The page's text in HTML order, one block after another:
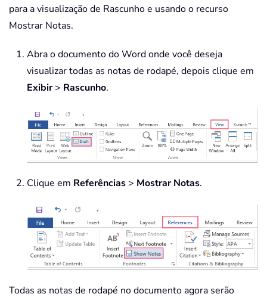
para a visualização de Rascunho e usando o recurso
Mostrar Notas.
Abra o documento do Word onde você deseja
visualizar todas as notas de rodapé, depois clique em
Exibir> Rascunho.
Clique em Referências > Mostrar Notas.
Todas as notas de rodapé no documento agora serão